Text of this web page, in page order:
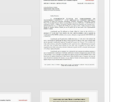
mas está bem de saúde
que contraem a Covid-19 na
de testes de COVID-19 para
CNTTL, CGTB e dos caminhoneiros
EMPREGO, DIREITOS EM